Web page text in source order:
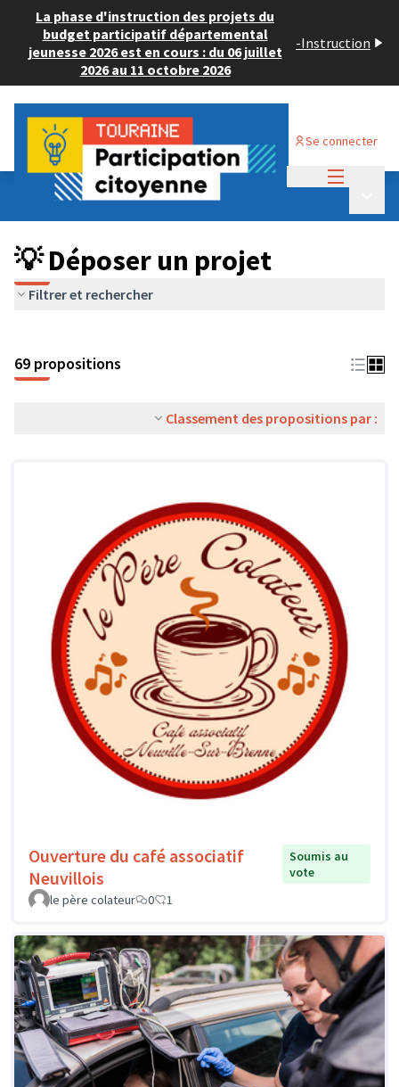
La phase d'instruction des projets du
budget participatif départemental
jeunesse 2026 est en cours : du 06 juillet
2026 au 11 octobre 2026
-Instruction
Se connecter
Budget Participatif ADULTE 2024
💡 Déposer un projet
💡 Déposer un projet
Filtrer et rechercher
69 propositions
Classement des propositions par :
Ouverture du café associatif
Neuvillois
Soumis au
vote
le père colateur
0 1